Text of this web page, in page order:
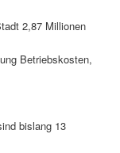
2,87 Millionen
Betriebskosten,
bislang 13